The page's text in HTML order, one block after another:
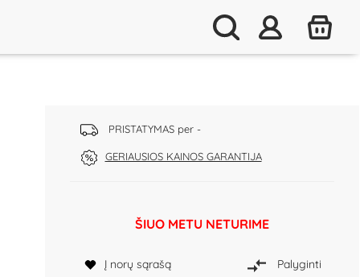
PRISTATYMAS per -
GERIAUSIOS KAINOS GARANTIJA
ŠIUO METU NETURIME
Į norų sąrašą Palyginti